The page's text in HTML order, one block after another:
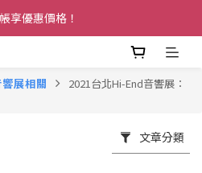
享優惠價格！
響展相關
2021台北Hi-End音響展：
文章分類